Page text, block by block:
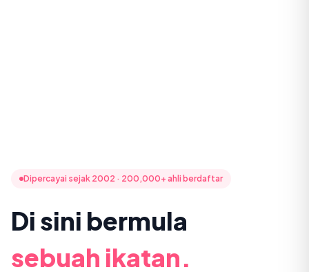
Dipercayai sejak 2002 · 200,000+ ahli berdaftar
Di sini bermula
sebuah ikatan.